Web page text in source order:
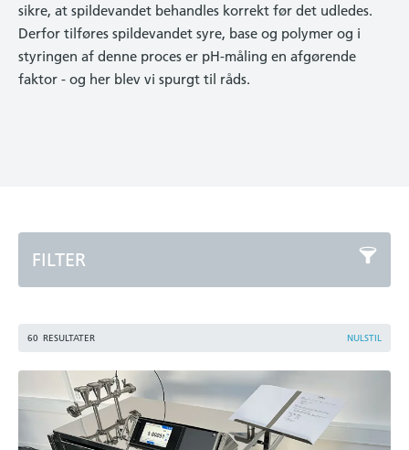
sikre, at spildevandet behandles korrekt før det udledes.
Derfor tilføres spildevandet syre, base og polymer og i
styringen af denne proces er pH-måling en afgørende
faktor - og her blev vi spurgt til råds.
FILTER
60 RESULTATER NULSTIL